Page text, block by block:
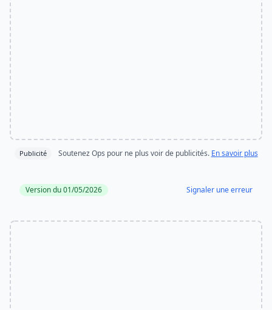
Publicité Soutenez Ops pour ne plus voir de publicités. En savoir plus
Version du 01/05/2026 Signaler une erreur